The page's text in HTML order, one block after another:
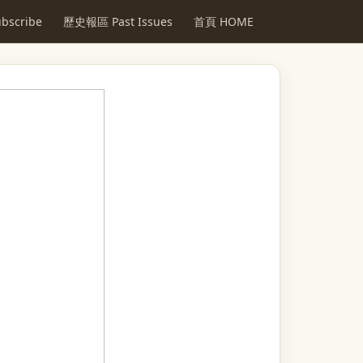
歷史報區 Past Issues 首頁 HOME